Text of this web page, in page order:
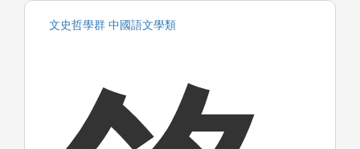
文史哲學群 中國語文學類